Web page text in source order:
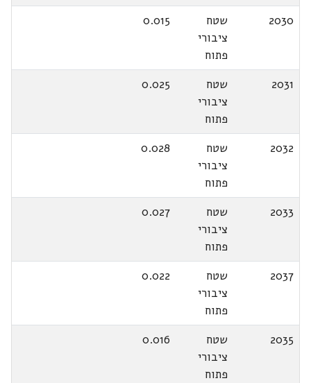
2030
שטח
ציבורי
פתוח
0.015
2031
שטח
ציבורי
פתוח
0.025
2032
שטח
ציבורי
פתוח
0.028
2033
שטח
ציבורי
פתוח
0.027
2037
שטח
ציבורי
פתוח
0.022
2035
שטח
ציבורי
פתוח
0.016